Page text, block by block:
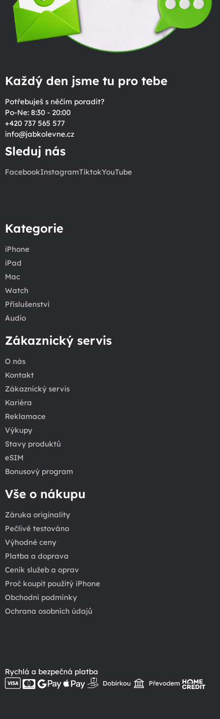
Každý den jsme tu pro tebe
Potřebuješ s něčím poradit?
Po-Ne: 8:30 - 20:00
+420 737 565 577
info@jabkolevne.cz
Sleduj nás
FacebookInstagramTiktokYouTube
Kategorie
iPhone
iPad
Mac
Watch
Příslušenství
Audio
Zákaznický servis
O nás
Kontakt
Zákaznický servis
Kariéra
Reklamace
Výkupy
Stavy produktů
eSIM
Bonusový program
Vše o nákupu
Záruka originality
Pečlivě testováno
Výhodné ceny
Platba a doprava
Ceník služeb a oprav
Proč koupit použitý iPhone
Obchodní podmínky
Ochrana osobních údajů
Rychlá a bezpečná platba